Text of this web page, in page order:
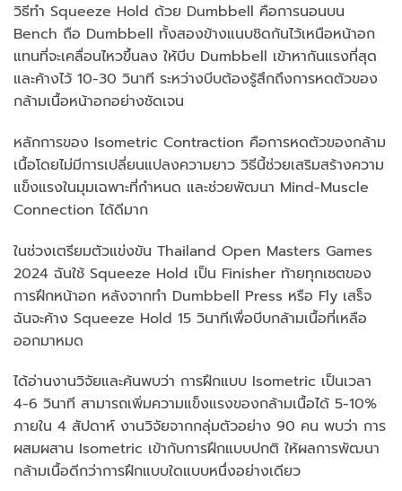
วิธีทำ Squeeze Hold ด้วย Dumbbell คือการนอนบน
Bench ถือ Dumbbell ทั้งสองข้างแนบชิดกันไว้เหนือหน้าอก
แทนที่จะเคลื่อนไหวขึ้นลง ให้บีบ Dumbbell เข้าหากันแรงที่สุด
และค้างไว้ 10-30 วินาที ระหว่างบีบต้องรู้สึกถึงการหดตัวของ
กล้ามเนื้อหน้าอกอย่างชัดเจน
หลักการของ Isometric Contraction คือการหดตัวของกล้าม
เนื้อโดยไม่มีการเปลี่ยนแปลงความยาว วิธีนี้ช่วยเสริมสร้างความ
แข็งแรงในมุมเฉพาะที่กำหนด และช่วยพัฒนา Mind-Muscle
Connection ได้ดีมาก
ในช่วงเตรียมตัวแข่งขัน Thailand Open Masters Games
2024 ฉันใช้ Squeeze Hold เป็น Finisher ท้ายทุกเซตของ
การฝึกหน้าอก หลังจากทำ Dumbbell Press หรือ Fly เสร็จ
ฉันจะค้าง Squeeze Hold 15 วินาทีเพื่อบีบกล้ามเนื้อที่เหลือ
ออกมาหมด
ได้อ่านงานวิจัยและค้นพบว่า การฝึกแบบ Isometric เป็นเวลา
4-6 วินาที สามารถเพิ่มความแข็งแรงของกล้ามเนื้อได้ 5-10%
ภายใน 4 สัปดาห์ งานวิจัยจากกลุ่มตัวอย่าง 90 คน พบว่า การ
ผสมผสาน Isometric เข้ากับการฝึกแบบปกติ ให้ผลการพัฒนา
กล้ามเนื้อดีกว่าการฝึกแบบใดแบบหนึ่งอย่างเดียว